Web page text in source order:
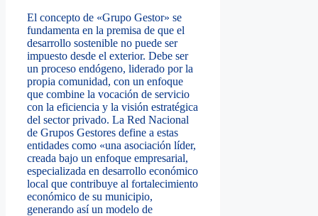
El concepto de «Grupo Gestor» se
fundamenta en la premisa de que el
desarrollo sostenible no puede ser
impuesto desde el exterior. Debe ser
un proceso endógeno, liderado por la
propia comunidad, con un enfoque
que combine la vocación de servicio
con la eficiencia y la visión estratégica
del sector privado. La Red Nacional
de Grupos Gestores define a estas
entidades como «una asociación líder,
creada bajo un enfoque empresarial,
especializada en desarrollo económico
local que contribuye al fortalecimiento
económico de su municipio,
generando así un modelo de